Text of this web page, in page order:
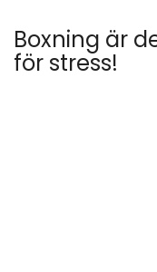
Boxning är
för stress!